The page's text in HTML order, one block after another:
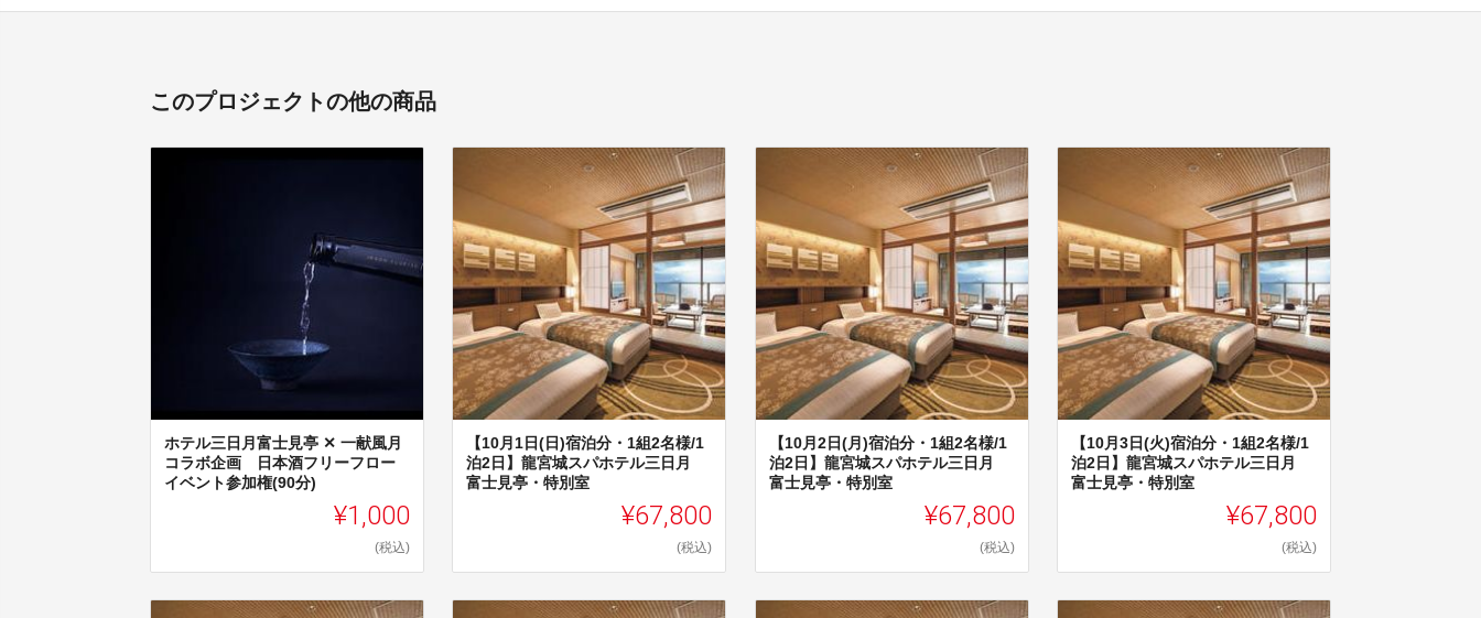
このプロジェクトの他の商品
ホテル三日月富士見亭 ✕ 一献風月
コラボ企画 日本酒フリーフロー
イベント参加権(90分)
¥1,000
(税込)
【10月1日(日)宿泊分・1組2名様/1
泊2日】龍宮城スパホテル三日月
富士見亭・特別室
¥67,800
(税込)
【10月2日(月)宿泊分・1組2名様/1
泊2日】龍宮城スパホテル三日月
富士見亭・特別室
¥67,800
(税込)
【10月3日(火)宿泊分・1組2名様/1
泊2日】龍宮城スパホテル三日月
富士見亭・特別室
¥67,800
(税込)